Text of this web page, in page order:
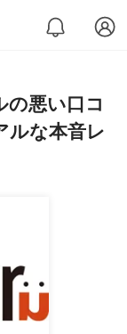
悪い口コ
ルな本音レ